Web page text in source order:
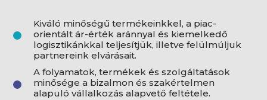
Kiváló minőségű termékeinkkel, a piac-
orientált ár-érték aránnyal és kiemelkedő
logisztikánkkal teljesítjük, illetve felülmúljuk
partnereink elvárásait.
A folyamatok, termékek és szolgáltatások
minősége a bizalmon és szakértelmen
alapuló vállalkozás alapvető feltétele.